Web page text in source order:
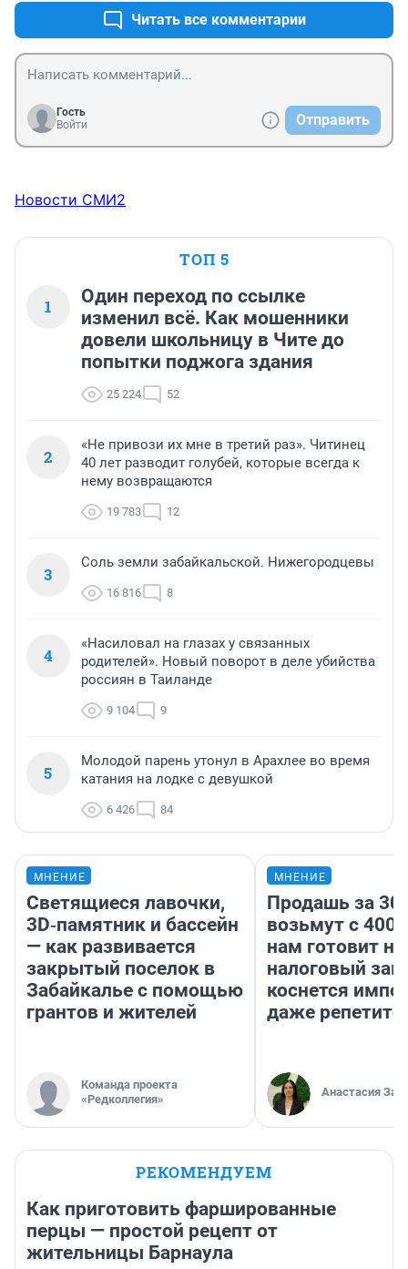
Читать все комментарии
Гость
Войти
Отправить
Новости СМИ2
ТОП 5
1
Один переход по ссылке
изменил всё. Как мошенники
довели школьницу в Чите до
попытки поджога здания
25 224 52
2
«Не привози их мне в третий раз». Читинец
40 лет разводит голубей, которые всегда к
нему возвращаются
19 783 12
3
Соль земли забайкальской. Нижегородцевы
16 816 8
4
«Насиловал на глазах у связанных
родителей». Новый поворот в деле убийства
россиян в Таиланде
9 104 9
5
Молодой парень утонул в Арахлее во время
катания на лодке с девушкой
6 426 84
МНЕНИЕ
Светящиеся лавочки,
3D‑памятник и бассейн
— как развивается
закрытый поселок в
Забайкалье с помощью
грантов и жителей
Команда проекта
«Редколлегия»
МНЕНИЕ
Продашь за
возьмут с
нам готовит
налоговый
коснется
даже
Анастасия
РЕКОМЕНДУЕМ
Как приготовить фаршированные
перцы — простой рецепт от
жительницы Барнаула